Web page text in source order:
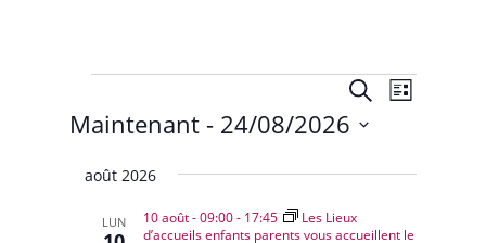
Évènements Recherche
et
navigation
de
Recherche
de
Liste
Maintenant - 24/08/2026
une
août 2026
LUN 10 août - 09:00- 17:45
Les Lieux
d’accueils enfants parents vous accueillent le